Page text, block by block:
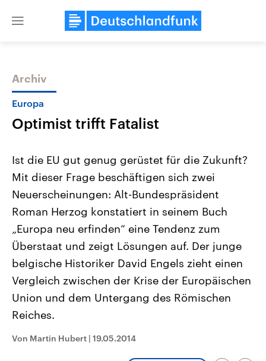
Close
Themen
Landtagswahl Sachsen-Anhalt
2026
Alle Informationen
Sachsen-Anhalt wählt am 6.
September 2026 einen neuen
Landtag. Seit 2021 wird das
Bundesland von einer Koalition aus
Umfragen, Prognosen,
Wahlprogramme, aktuelle Berichte
und Hintergründe zu den Parteien
und Kandidaten der anstehenden
Wahl.
USA
Aktuelle Beiträge,
Hintergründe
Wirtschaftlich und
gehören die Vereinigten
den mächtigsten Ländern
mit großem Einfluss auf
Sendungen Programm Podcasts
Archiv
Europa
Optimist trifft Fatalist
Ist die EU gut genug gerüstet für die Zukunft?
Mit dieser Frage beschäftigen sich zwei
Neuerscheinungen: Alt-Bundespräsident
Roman Herzog konstatiert in seinem Buch
„Europa neu erfinden“ eine Tendenz zum
Überstaat und zeigt Lösungen auf. Der junge
belgische Historiker David Engels zieht einen
Vergleich zwischen der Krise der Europäischen
Union und dem Untergang des Römischen
Reiches.
Von Martin Hubert | 19.05.2014